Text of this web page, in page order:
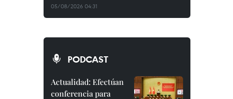
05/08/2026 04:31
PODCAST
Actualidad: Efectúan
conferencia para